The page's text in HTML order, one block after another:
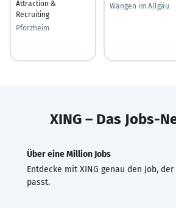
Attraction &
Recruiting
Pforzheim
Wangen im Allgäu
XING – Das Jobs-
Über eine Million Jobs
Entdecke mit XING genau den Job,
passt.